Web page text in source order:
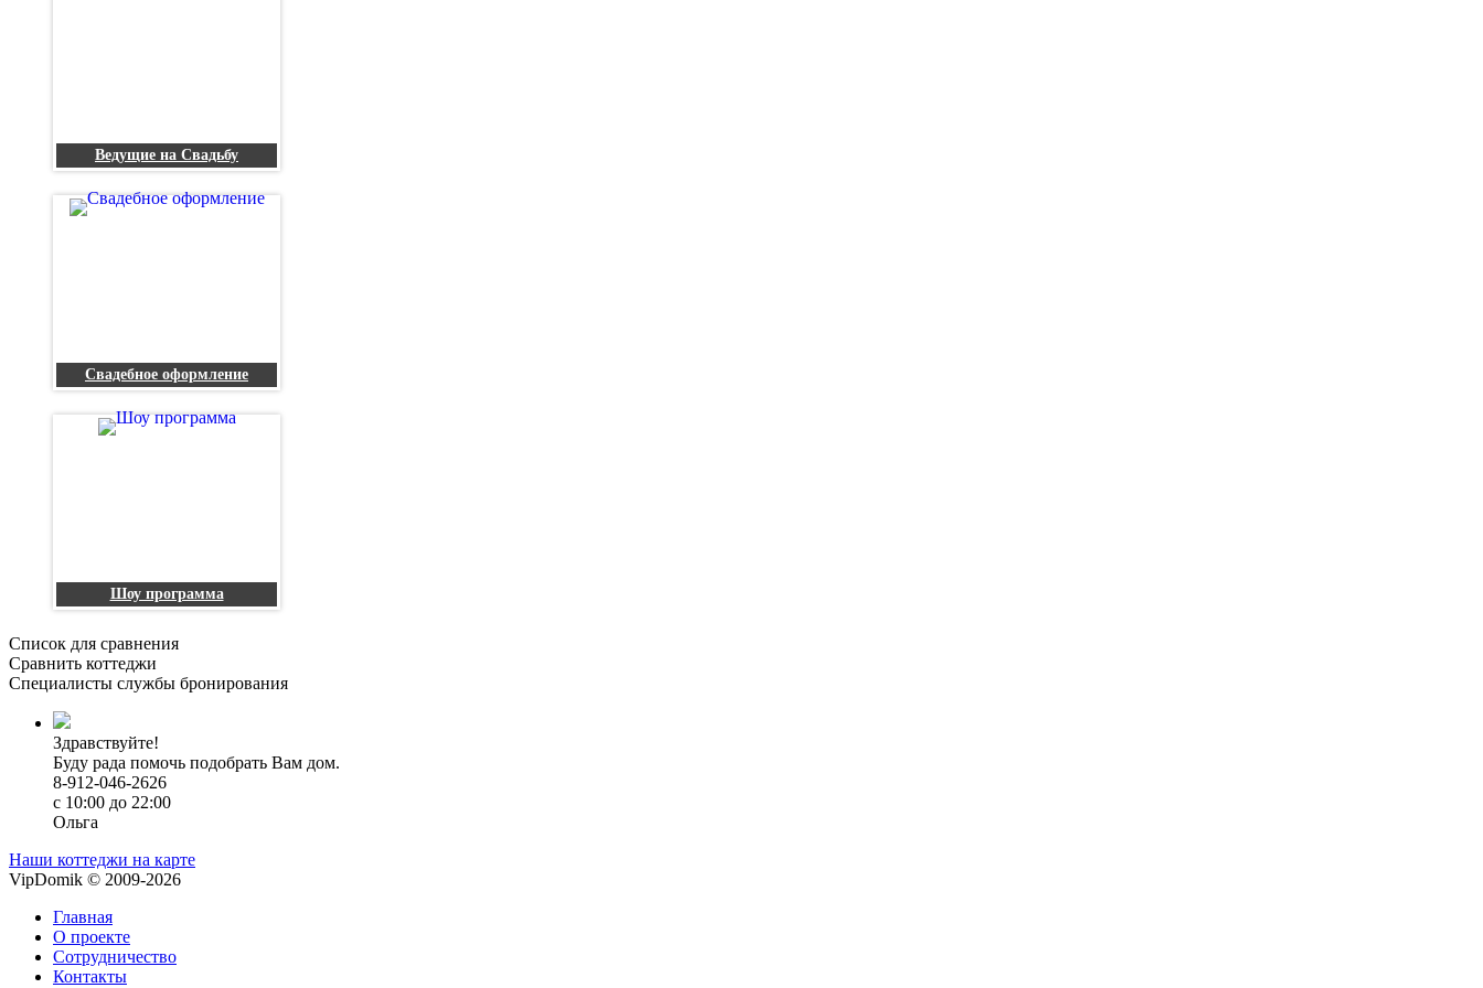
Ведущие на Свадьбу
Свадебное оформление
Шоу программа
Список для сравнения
Сравнить коттеджи
Специалисты службы бронирования
Здравствуйте!
Буду рада помочь подобрать Вам дом.
8-912-046-2626
с 10:00 до 22:00
Ольга
Наши коттеджи на карте
VipDomik © 2009-2026
Главная
О проекте
Сотрудничество
Контакты